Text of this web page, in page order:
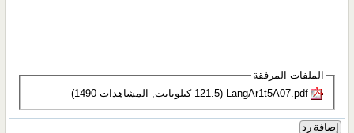
الملفات المرفقة
LangAr1t5A07.pdf‏ (121.5 كيلوبايت, المشاهدات 1490)
إضافة رد